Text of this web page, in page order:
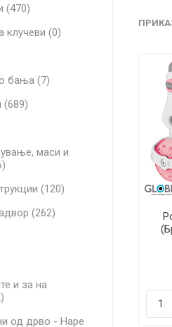
(470)
клучеви (0)
бања (7)
(689)
маси и
(120)
(262)
и за на
од дрво - Hape